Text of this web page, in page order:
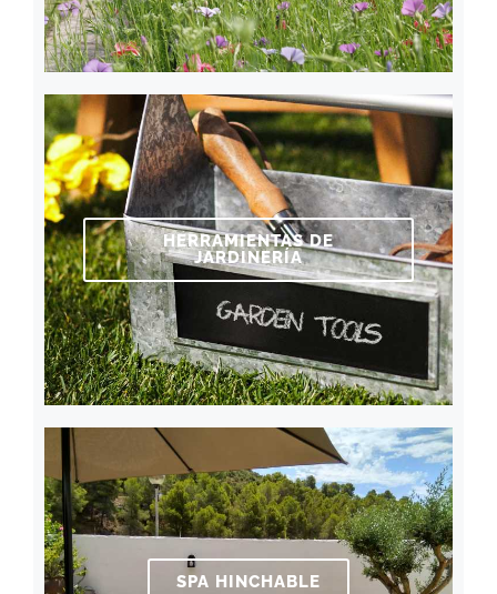
HERRAMIENTAS DE
JARDINERÍA
SPA HINCHABLE